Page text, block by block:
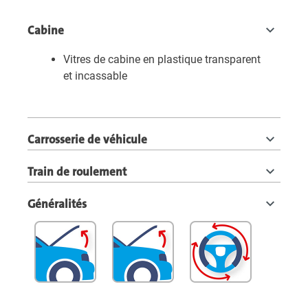
Cabine
Vitres de cabine en plastique transparent
et incassable
Carrosserie de véhicule
Train de roulement
Généralités